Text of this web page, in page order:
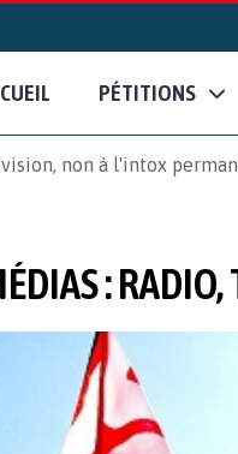
PÉTITIONS
non à l'intox
: